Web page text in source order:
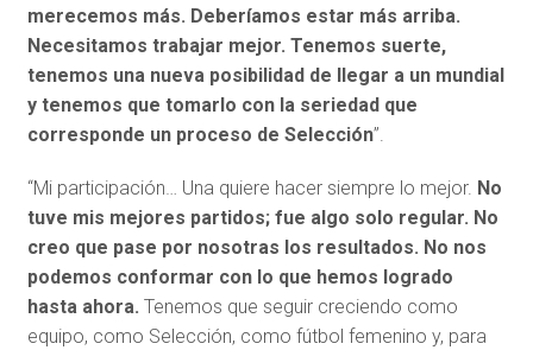
merecemos más. Deberíamos estar más arriba.
Necesitamos trabajar mejor. Tenemos suerte,
tenemos una nueva posibilidad de llegar a un mundial
y tenemos que tomarlo con la seriedad que
corresponde un proceso de Selección”.
“Mi participación… Una quiere hacer siempre lo mejor. No
tuve mis mejores partidos; fue algo solo regular. No
creo que pase por nosotras los resultados. No nos
podemos conformar con lo que hemos logrado
hasta ahora. Tenemos que seguir creciendo como
equipo, como Selección, como fútbol femenino y, para